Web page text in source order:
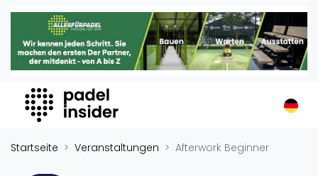
Padel Insider
Home
Organisationen
Buchungssysteme
Padel-Shops
Startseite Veranstaltungen Afterwork Beginner